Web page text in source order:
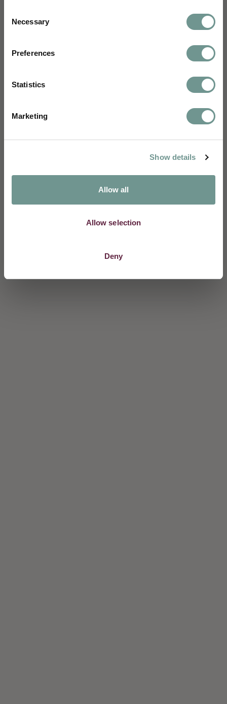
Selection
Necessary
Preferences
Statistics
Marketing
Show details
Allow all
Allow selection
Deny
naar jouw dagelijkse praktijk.
Voornaam
Inschrijven